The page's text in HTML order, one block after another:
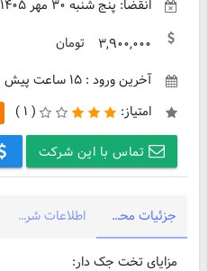
انقضا: پنج شنبه ۳۰ مهر ۱۴۰۵
۳,۹۰۰,۰۰۰
تومان
آخرین ورود : ۱۵ ساعت پیش
امتیاز:
( ۱ )
تماس با این شرکت
جزئیات محصول اطلاعات شرکت